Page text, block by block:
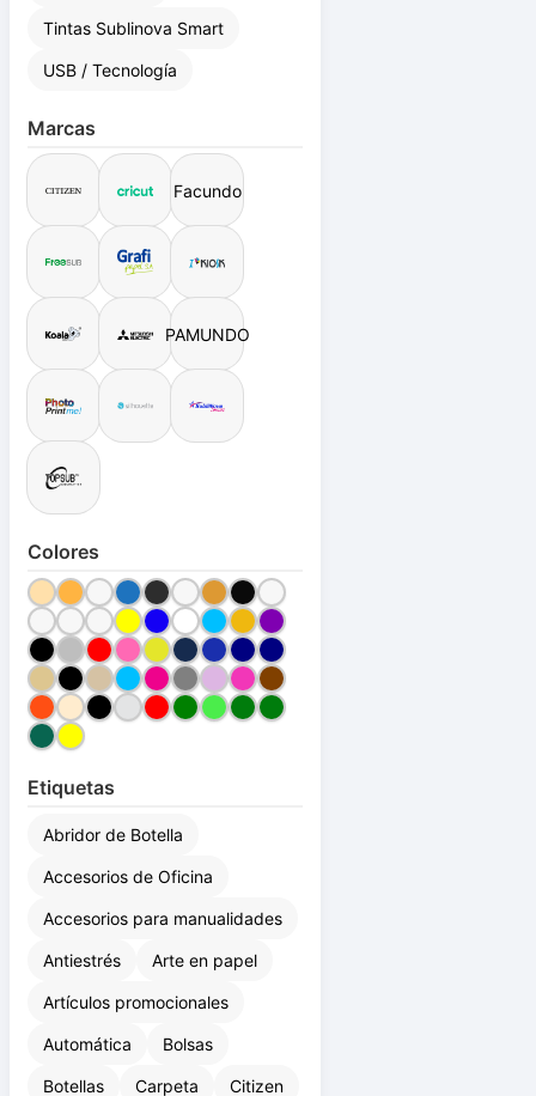
Tintas Sublinova Smart
USB / Tecnología
Marcas
Facundo
PAMUNDO
Colores
Etiquetas
Abridor de Botella
Accesorios de Oficina
Accesorios para manualidades
Antiestrés Arte en papel
Artículos promocionales
Automática Bolsas
Botellas Carpeta Citizen